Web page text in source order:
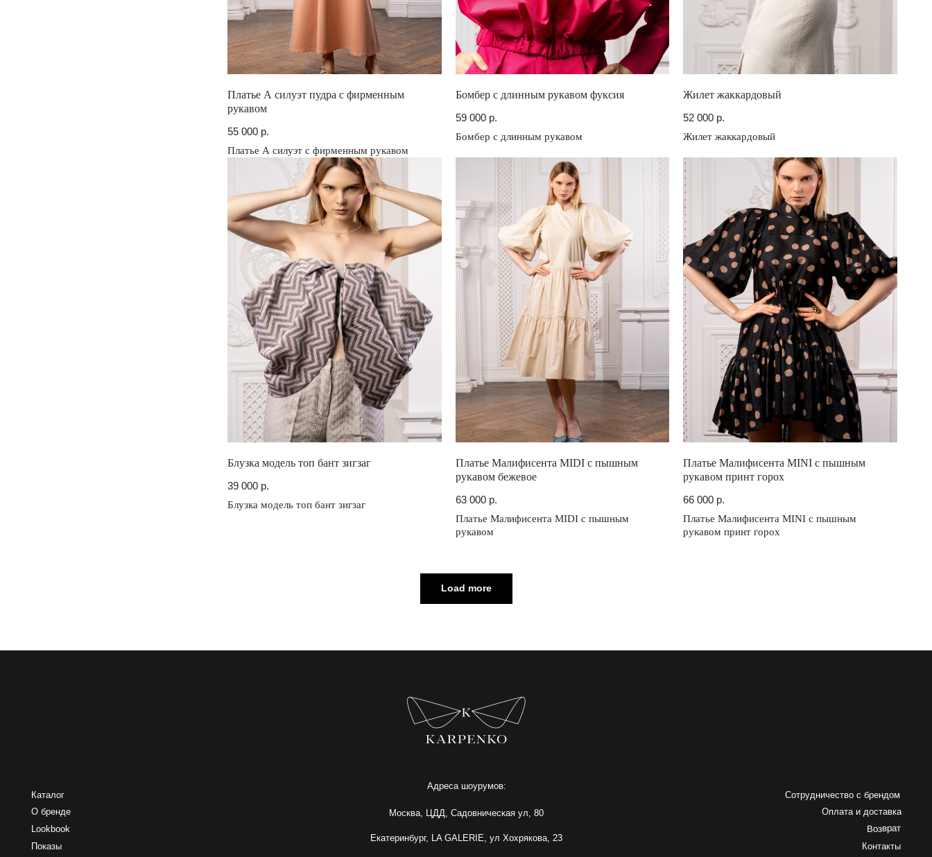
Платье А силуэт пудра с фирменным
рукавом
55 000 р.
Платье А силуэт с фирменным рукавом
Бомбер с длинным рукавом фуксия
59 000 р.
Бомбер с длинным рукавом
Жилет жаккардовый
52 000 р.
Жилет жаккардовый
Блузка модель топ бант зигзаг
39 000 р.
Блузка модель топ бант зигзаг
Платье Малифисента MIDI с пышным
рукавом бежевое
63 000 р.
Платье Малифисента MIDI с пышным
рукавом
Платье Малифисента MINI с пышным
рукавом принт горох
66 000 р.
Платье Малифисента MINI с пышным
рукавом принт горох
Load more
ИП Карпенко Ирина Анатольевна
IRINA KARPENKO
Екатеринбург, LA GALERIE, ул Хохрякова, 23
Сотрудничество с брендом